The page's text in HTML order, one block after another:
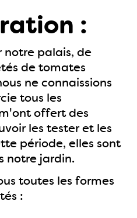
:
notre palais, de
de tomates
ne connaissions
tous les
offert des
les tester et les
période, elles sont
notre jardin.
toutes les formes
: